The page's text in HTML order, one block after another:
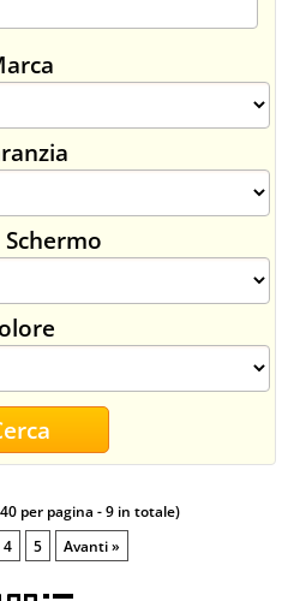
per pagina - 9 in totale)
4 5 Avanti »